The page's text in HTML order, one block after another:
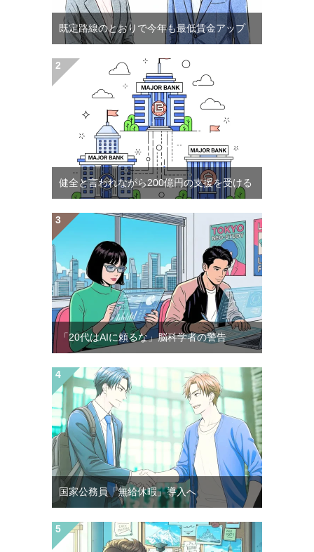
既定路線のとおりで今年も最低賃金アップ
健全と言われながら200億円の支援を受ける
「20代はAIに頼るな」脳科学者の警告
国家公務員「無給休暇」導入へ